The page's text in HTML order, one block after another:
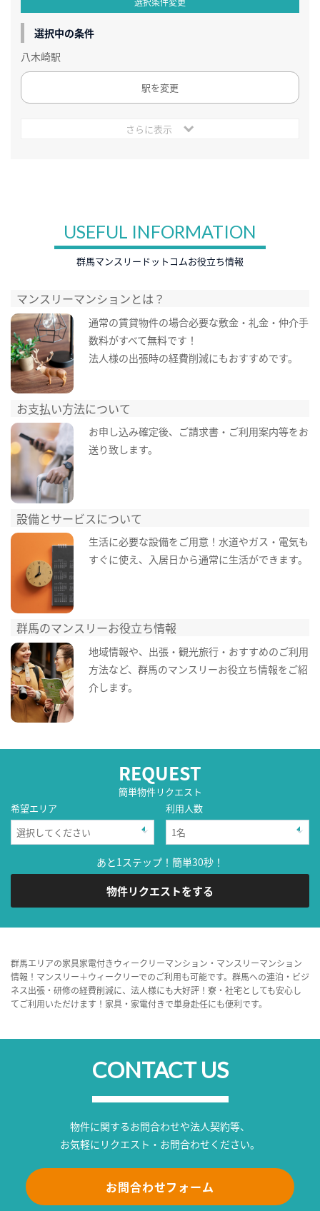
選択中の条件
八木崎駅
駅を変更
さらに表示
USEFUL INFORMATION
群馬マンスリードットコムお役立ち情報
マンスリーマンションとは？
通常の賃貸物件の場合必要な敷金・礼金・仲介手
数料がすべて無料です！
法人様の出張時の経費削減にもおすすめです。
お支払い方法について
お申し込み確定後、ご請求書・ご利用案内等をお
送り致します。
設備とサービスについて
生活に必要な設備をご用意！水道やガス・電気も
すぐに使え、入居日から通常に生活ができます。
群馬のマンスリーお役立ち情報
地域情報や、出張・観光旅行・おすすめのご利用
方法など、群馬のマンスリーお役立ち情報をご紹
介します。
REQUEST
簡単物件リクエスト
希望エリア
利用人数
あと1ステップ！簡単30秒！
物件リクエストをする
群馬エリアの家具家電付きウィークリーマンション・マンスリーマンション
情報！マンスリー＋ウィークリーでのご利用も可能です。群馬への連泊・ビジ
ネス出張・研修の経費削減に、法人様にも大好評！寮・社宅としても安心し
てご利用いただけます！家具・家電付きで単身赴任にも便利です。
CONTACT US
物件に関するお問合わせや法人契約等、
お気軽にリクエスト・お問合わせください。
お問合わせフォーム